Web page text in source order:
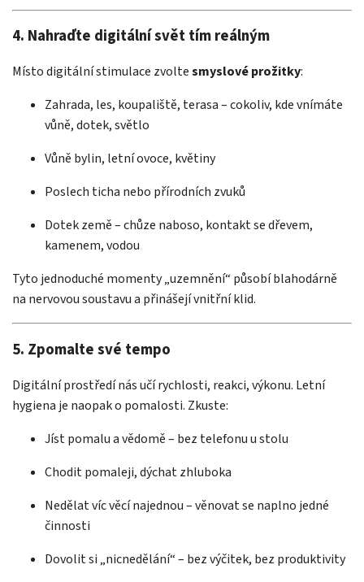
4. Nahraďte digitální svět tím reálným
Místo digitální stimulace zvoltesmyslové prožitky:
Zahrada, les, koupaliště, terasa – cokoliv, kde vnímáte
vůně, dotek, světlo
Vůně bylin, letní ovoce, květiny
Poslech ticha nebo přírodních zvuků
Dotek země – chůze naboso, kontakt se dřevem,
kamenem, vodou
Tyto jednoduché momenty „uzemnění“ působí blahodárně
na nervovou soustavu a přinášejí vnitřní klid.
5. Zpomalte své tempo
Digitální prostředí nás učí rychlosti, reakci, výkonu. Letní
hygiena je naopak o pomalosti. Zkuste:
Jíst pomalu a vědomě – bez telefonu u stolu
Chodit pomaleji, dýchat zhluboka
Nedělat víc věcí najednou – věnovat se naplno jedné
činnosti
Dovolit si „nicnedělání“ – bez výčitek, bez produktivity